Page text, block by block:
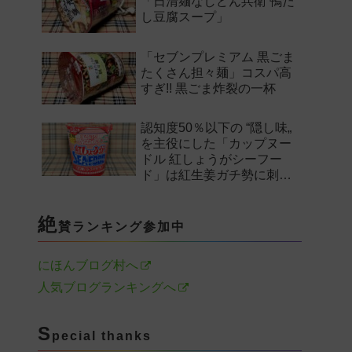
し豆腐スープ」
「セブンプレミアム 黒ごま
たくさん担々麺」コスパ高
すぎ!! 黒ごま炸裂の一杯
認知度50％以下の “隠し味„
を主役にした「カップヌー
ドル 紅しょうがシーフー
ド」は紅生姜ガチ勢に刺さ
絶賛ランキング参加中
にほんブログ村へ
人気ブログランキングへ
S pecial thanks